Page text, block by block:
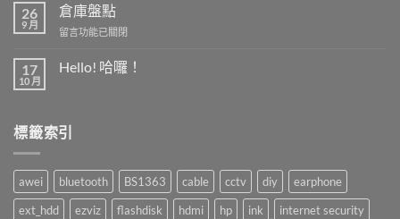
26
9 月
倉庫盤點
在
庫
盤
留言功能已關閉
17
10 月
Hello! 哈囉！
中
標籤索引
awei bluetooth BS1363 cable cctv diy
earphone
ext_hdd
ezviz flashdisk hdmi hp ink
internet security